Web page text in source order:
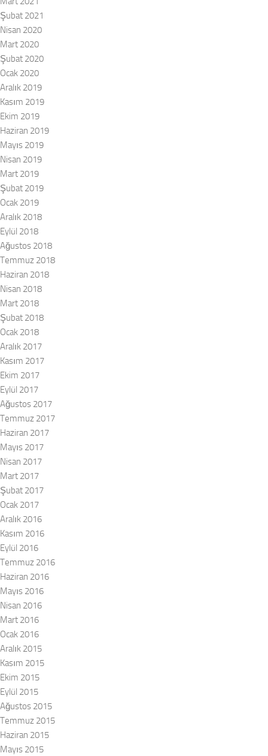
Şubat 2021
Nisan 2020
Mart 2020
Şubat 2020
Ocak 2020
Aralık 2019
Kasım 2019
Ekim 2019
Haziran 2019
Mayıs 2019
Nisan 2019
Mart 2019
Şubat 2019
Ocak 2019
Aralık 2018
Eylül 2018
Ağustos 2018
Temmuz 2018
Haziran 2018
Nisan 2018
Mart 2018
Şubat 2018
Ocak 2018
Aralık 2017
Kasım 2017
Ekim 2017
Eylül 2017
Ağustos 2017
Temmuz 2017
Haziran 2017
Mayıs 2017
Nisan 2017
Mart 2017
Şubat 2017
Ocak 2017
Aralık 2016
Kasım 2016
Eylül 2016
Temmuz 2016
Haziran 2016
Mayıs 2016
Nisan 2016
Mart 2016
Ocak 2016
Aralık 2015
Kasım 2015
Ekim 2015
Eylül 2015
Ağustos 2015
Temmuz 2015
Haziran 2015
Mayıs 2015